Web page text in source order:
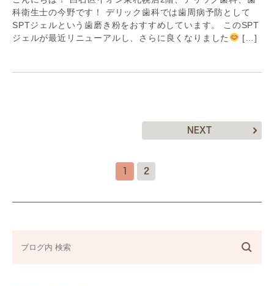
科衛生士の今野です！ デリック歯科では歯周病予防として
SPTジェルという歯磨き粉をおすすめしています。 このSPT
ジェルが最近リニューアルし、さらに良くなりました
[…]
1 2
NEXT